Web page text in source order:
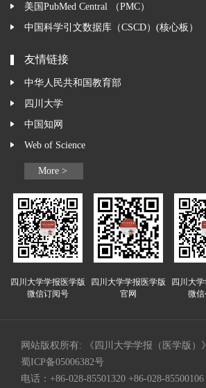
美国PubMed Central （PMC）
中国科学引文数据库（CSCD）(核心板）
友情链接
中华人民共和国教育部
四川大学
中国知网
Web of Science
More >
四川大学学报医学版
微信订阅号
四川大学学报医学版
官网
四川大
微
网站版权所有: 《四川大学学报（医学版）
蜀ICP备05006382号
电话：+86-028-85501320 +86-028-85500106